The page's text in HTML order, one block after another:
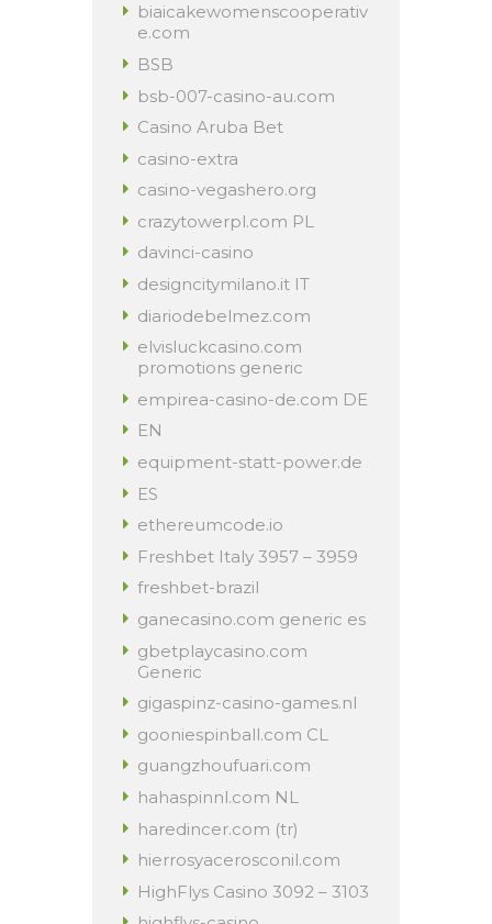
biaicakewomenscooperativ
e.com
BSB
bsb-007-casino-au.com
Casino Aruba Bet
casino-extra
casino-vegashero.org
crazytowerpl.com PL
davinci-casino
designcitymilano.it IT
diariodebelmez.com
elvisluckcasino.com
promotions generic
empirea-casino-de.com DE
EN
equipment-statt-power.de
ES
ethereumcode.io
Freshbet Italy 3957 – 3959
freshbet-brazil
ganecasino.com generic es
gbetplaycasino.com
Generic
gigaspinz-casino-games.nl
gooniespinball.com CL
guangzhoufuari.com
hahaspinnl.com NL
haredincer.com (tr)
hierrosyacerosconil.com
HighFlys Casino 3092 – 3103